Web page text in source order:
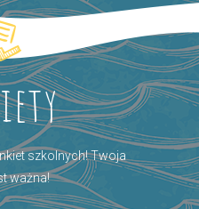
szkolnych! Twoja
ważna!